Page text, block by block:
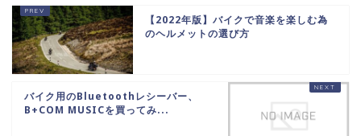
【2022年版】バイクで音楽を楽しむ為
のヘルメットの選び方
バイク用のBluetoothレシーバー、
B+COM MUSICを買ってみ...